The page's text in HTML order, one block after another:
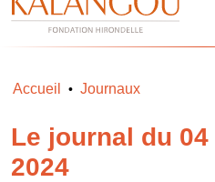
Accueil • Journaux
Le journal du
2024